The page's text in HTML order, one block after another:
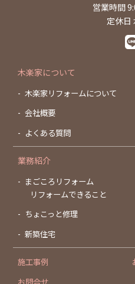
営業時間
定休日
木楽家について
木楽家リフォームについて
会社概要
よくある質問
業務紹介
まごころリフォーム
リフォームできること
ちょこっと修理
新築住宅
施工事例
お問合せ